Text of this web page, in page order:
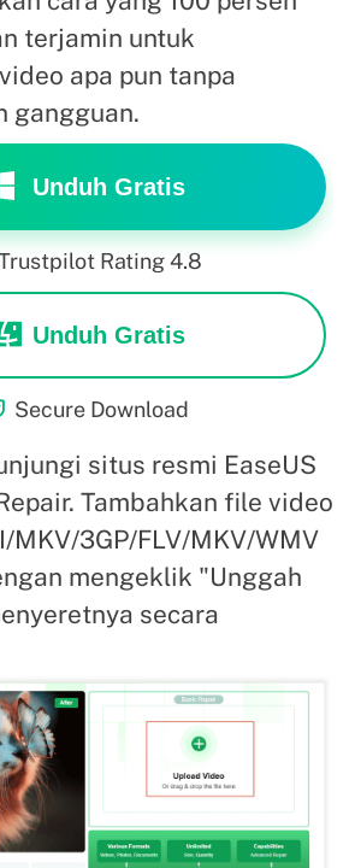
terjamin untuk
apa pun tanpa
gangguan.
Unduh Gratis
Rating 4.8
Unduh Gratis
Secure Download
situs resmi EaseUS
Tambahkan file video
MKV/3GP/FLV/MKV/WMV
mengeklik "Unggah
secara